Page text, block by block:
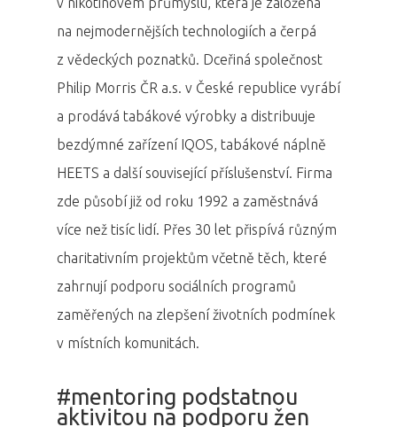
na nejmodernějších technologiích a čerpá
z vědeckých poznatků. Dceřiná společnost
Philip Morris ČR a.s. v České republice vyrábí
a prodává tabákové výrobky a distribuuje
bezdýmné zařízení IQOS, tabákové náplně
HEETS a další související příslušenství. Firma
zde působí již od roku 1992 a zaměstnává
více než tisíc lidí. Přes 30 let přispívá různým
charitativním projektům včetně těch, které
zahrnují podporu sociálních programů
zaměřených na zlepšení životních podmínek
v místních komunitách.
#mentoring podstatnou
aktivitou na podporu žen